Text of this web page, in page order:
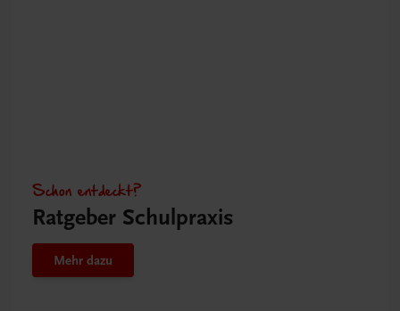
Schon entdeckt?
Ratgeber Schulpraxis
Mehr dazu